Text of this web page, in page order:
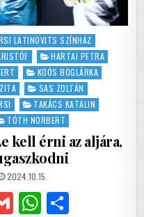
LATINOVITS SZÍNHÁZ
HARTAI PETRA
KOÓS BOGLÁRKA
SAS ZOLTÁN
TAKÁCS KATALIN
TÓTH NORBERT
kell érni az aljára,
PUBLISHED
DATE:
2024.10.15.
G W